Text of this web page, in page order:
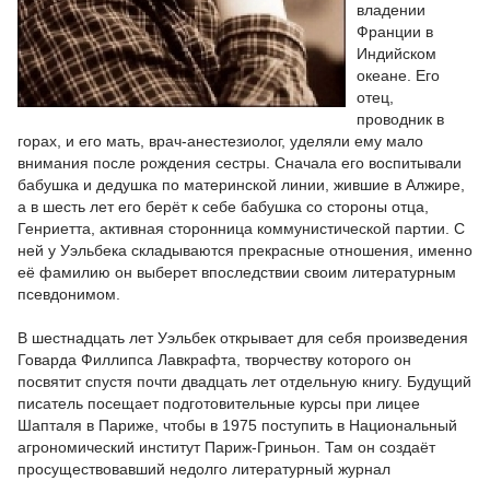
владении
Франции в
Индийском
океане. Его
отец,
проводник в
горах, и его мать, врач-анестезиолог, уделяли ему мало
внимания после рождения сестры. Сначала его воспитывали
бабушка и дедушка по материнской линии, жившие в Алжире,
а в шесть лет его берёт к себе бабушка со стороны отца,
Генриетта, активная сторонница коммунистической партии. С
ней у Уэльбека складываются прекрасные отношения, именно
её фамилию он выберет впоследствии своим литературным
псевдонимом.
В шестнадцать лет Уэльбек открывает для себя произведения
Говарда Филлипса Лавкрафта, творчеству которого он
посвятит спустя почти двадцать лет отдельную книгу. Будущий
писатель посещает подготовительные курсы при лицее
Шапталя в Париже, чтобы в 1975 поступить в Национальный
агрономический институт Париж-Гриньон. Там он создаёт
просуществовавший недолго литературный журнал